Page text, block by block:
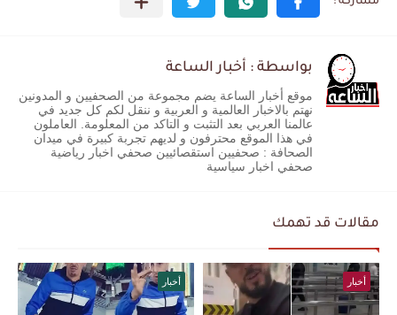
بواسطة : أخبار الساعة
موقع أخبار الساعة يضم مجموعة من الصحفيين و المدونين
نهتم بالاخبار العالمية و العربية و ننقل لكم كل جديد في
عالمنا العربي بعد التثبت و التاكد من المعلومة. العاملون
في هذا الموقع محترفون و لديهم تجربة كبيرة في ميدان
الصحافة : صحفيين استقصائيين صحفي اخبار رياضية
صحفي اخبار سياسية
مقالات قد تهمك
أخبار أخبار